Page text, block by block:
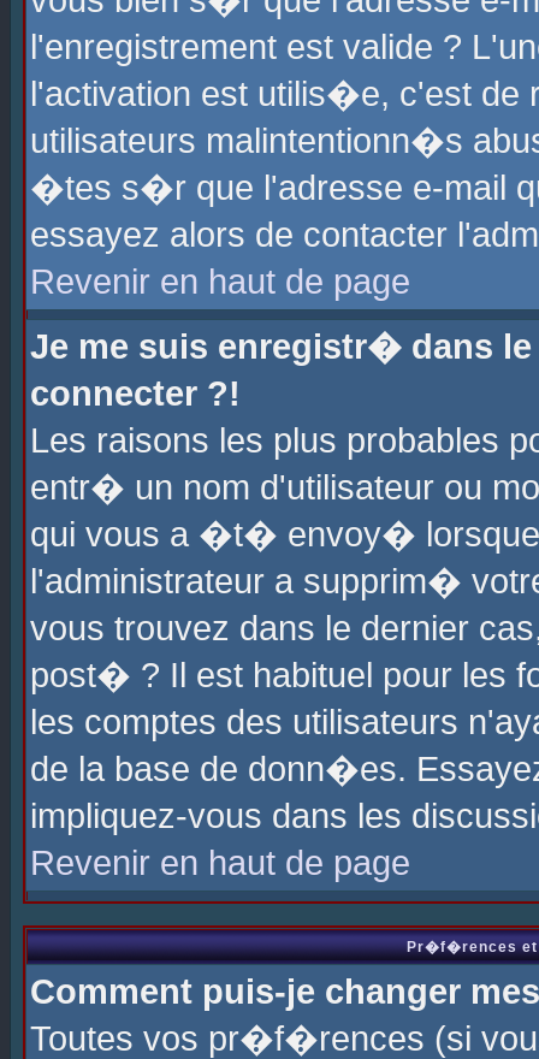
l'enregistrement est valide ?
l'activation est utilis�e, c'est
utilisateurs malintentionn�s
�tes s�r que l'adresse e-mail
essayez alors de contacter
Revenir en haut de page
Je me suis enregistr� dans
connecter ?!
Les raisons les plus probables
entr� un nom d'utilisateur ou
qui vous a �t� envoy�
l'administrateur a supprim�
vous trouvez dans le dernier
post� ? Il est habituel pour les
les comptes des utilisateurs
de la base de donn�es.
impliquez-vous dans les
Revenir en haut de page
Pr�f�rences et
Comment puis-je changer
Toutes vos pr�f�rences (si